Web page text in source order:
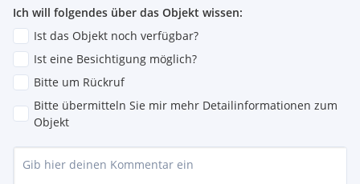
Ich will folgendes über das Objekt wissen:
Ist das Objekt noch verfügbar?
Ist eine Besichtigung möglich?
Bitte um Rückruf
Bitte übermitteln Sie mir mehr Detailinformationen zum
Objekt